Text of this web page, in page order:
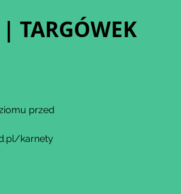
przed
karnety